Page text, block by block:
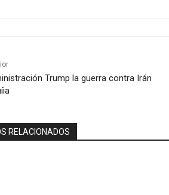
Trump la guerra contra Irán
RELACIONADOS